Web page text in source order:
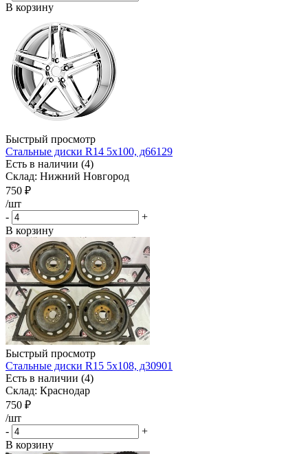
В корзину
Быстрый просмотр
Стальные диски R14 5x100, д66129
Есть в наличии (4)
Склад: Нижний Новгород
750 ₽
/шт
-
+
В корзину
Быстрый просмотр
Стальные диски R15 5x108, д30901
Есть в наличии (4)
Склад: Краснодар
750 ₽
/шт
-
+
В корзину